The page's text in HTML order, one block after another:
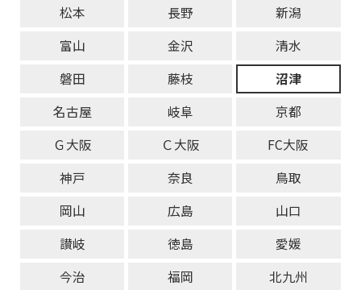
松本
長野
新潟
富山
金沢
清水
磐田
藤枝
沼津
名古屋
岐阜
京都
Ｇ大阪
Ｃ大阪
FC大阪
神戸
奈良
鳥取
岡山
広島
山口
讃岐
徳島
愛媛
今治
福岡
北九州